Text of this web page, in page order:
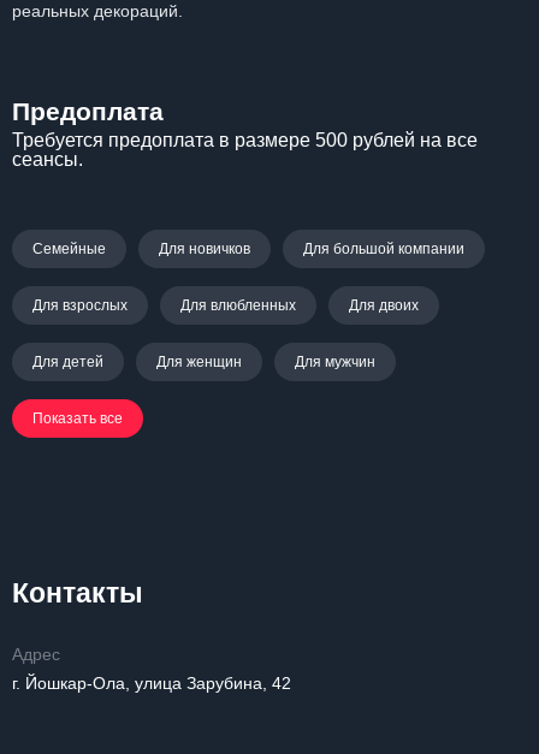
реальных декораций.
Предоплата
Требуется предоплата в размере 500 рублей на все
сеансы.
Семейные Для новичков Для большой компании
Для взрослых Для влюбленных Для двоих
Для детей Для женщин Для мужчин
Показать все
Контакты
Адрес
г. Йошкар-Ола, улица Зарубина, 42